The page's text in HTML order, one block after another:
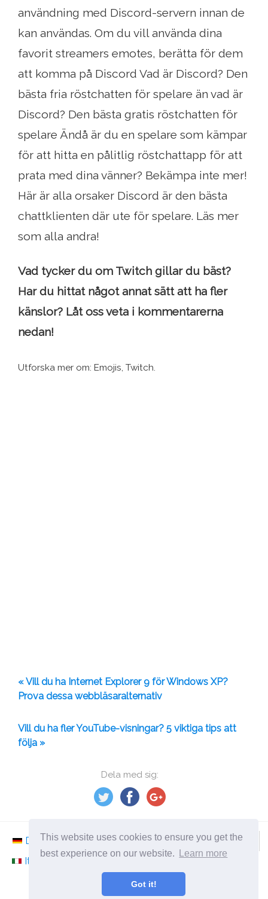
This website uses cookies to ensure you get the
best experience on our website.
Learn more
Got it!
Dela med sig:
användning med Discord-servern innan de
kan användas. Om du vill använda dina
favorit streamers emotes, berätta för dem
att komma på Discord Vad är Discord? Den
bästa fria röstchatten för spelare än vad är
Discord? Den bästa gratis röstchatten för
spelare Ändå är du en spelare som kämpar
för att hitta en pålitlig röstchattapp för att
prata med dina vänner? Bekämpa inte mer!
Här är alla orsaker Discord är den bästa
chattklienten där ute för spelare. Läs mer
som alla andra!
Vad tycker du om Twitch gillar du bäst?
Har du hittat något annat sätt att ha fler
känslor? Låt oss veta i kommentarerna
nedan!
Utforska mer om: Emojis, Twitch.
« Vill du ha Internet Explorer 9 för Windows XP?
Prova dessa webbläsaralternativ
Vill du ha fler YouTube-visningar? 5 viktiga tips att
följa »
Deutsch Nederlands Svenska
Norsk
Italiano
Español Românesc
sv.ephesossoftware.com